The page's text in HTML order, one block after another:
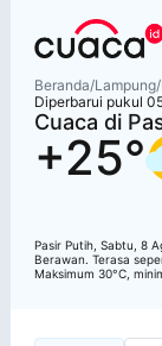
Beranda/Lampung/
Diperbarui pukul
Cuaca di
+25°
Pasir Putih, Sabtu, 8
Berawan. Terasa
Maksimum 30°C,